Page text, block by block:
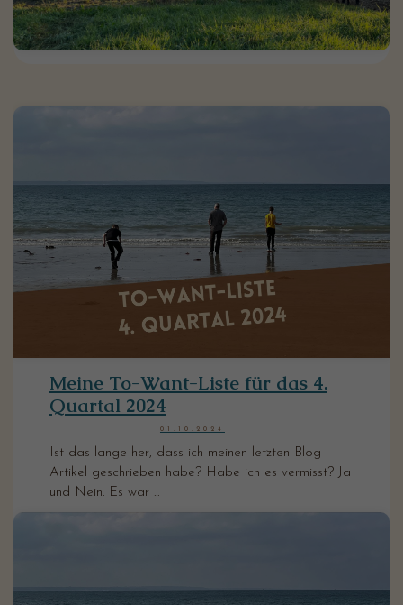
Meine To-Want-Liste für das 4.
Quartal 2024
01.10.2024
Ist das lange her, dass ich meinen letzten Blog-
Artikel geschrieben habe? Habe ich es vermisst? Ja
und Nein. Es war ...